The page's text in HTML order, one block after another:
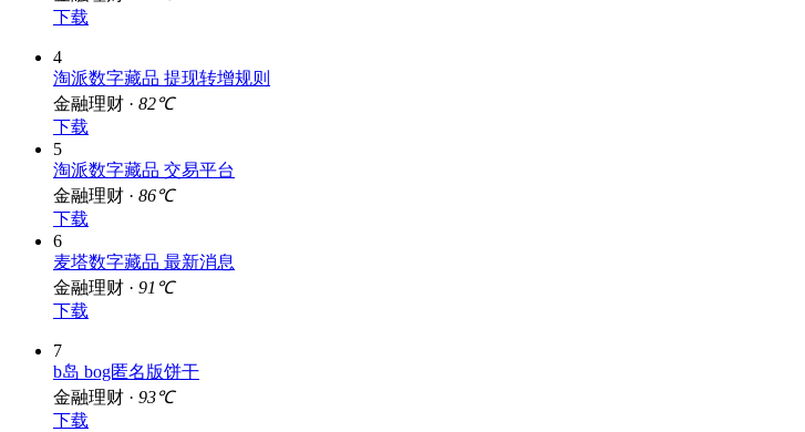
下载
4
淘派数字藏品 提现转增规则
金融理财 · 82℃
下载
5
淘派数字藏品 交易平台
金融理财 · 86℃
下载
6
麦塔数字藏品 最新消息
金融理财 · 91℃
下载
7
b岛 bog匿名版饼干
金融理财 · 93℃
下载